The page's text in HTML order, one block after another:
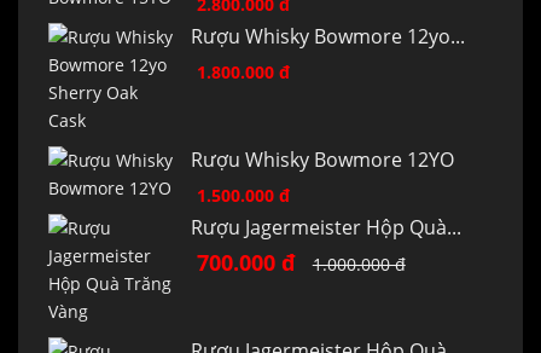
Rượu Whisky Bowmore 12yo...
1.800.000 đ
Rượu Whisky Bowmore 12YO
1.500.000 đ
Rượu Jagermeister Hộp Quà...
700.000 đ 1.000.000 đ